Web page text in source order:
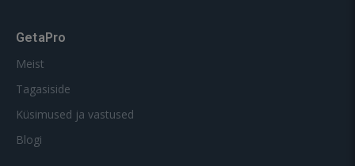
GetaPro
Meist
Tagasiside
Küsimused ja vastused
Blogi